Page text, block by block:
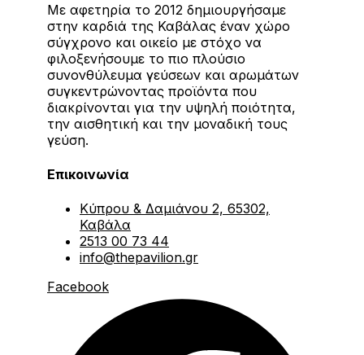
Με αφετηρία το 2012 δημιουργήσαμε
στην καρδιά της Καβάλας έναν χώρο
σύγχρονο και οικείο με στόχο να
φιλοξενήσουμε το πιο πλούσιο
συνονθύλευμα γεύσεων και αρωμάτων
συγκεντρώνοντας προϊόντα που
διακρίνονται για την υψηλή ποιότητα,
την αισθητική και την μοναδική τους
γεύση.
Επικοινωνία
Κύπρου & Δαμιάνου 2, 65302,
Καβάλα
2513 00 73 44
info@thepavilion.gr
Facebook